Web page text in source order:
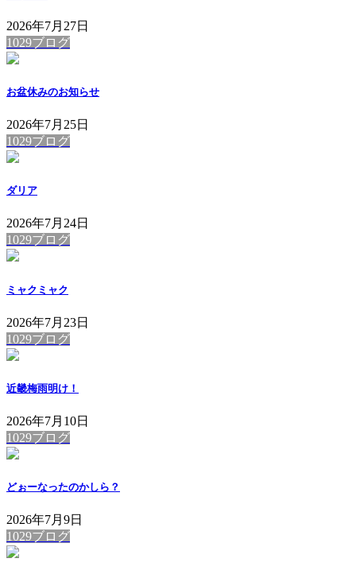
2026年7月27日
1029ブログ
お盆休みのお知らせ
2026年7月25日
1029ブログ
ダリア
2026年7月24日
1029ブログ
ミャクミャク
2026年7月23日
1029ブログ
近畿梅雨明け！
2026年7月10日
1029ブログ
どぉーなったのかしら？
2026年7月9日
1029ブログ